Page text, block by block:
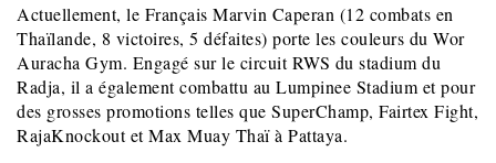
Actuellement, le Français Marvin Caperan (12 combats en
Thaïlande, 8 victoires, 5 défaites) porte les couleurs du Wor
Auracha Gym. Engagé sur le circuit RWS du stadium du
Radja, il a également combattu au Lumpinee Stadium et pour
des grosses promotions telles que SuperChamp, Fairtex Fight,
RajaKnockout et Max Muay Thaï à Pattaya.